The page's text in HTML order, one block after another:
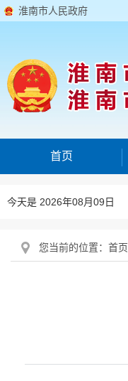
淮南市人民政府
首页
今天是 2026年08月09日
您当前的位置： 首页